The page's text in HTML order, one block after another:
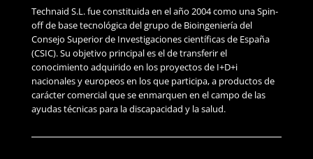
Technaid S.L. fue constituida en el año 2004 como una Spin-
off de base tecnológica del grupo de Bioingeniería del
Consejo Superior de Investigaciones científicas de España
(CSIC). Su objetivo principal es el de transferir el
conocimiento adquirido en los proyectos de I+D+i
nacionales y europeos en los que participa, a productos de
carácter comercial que se enmarquen en el campo de las
ayudas técnicas para la discapacidad y la salud.